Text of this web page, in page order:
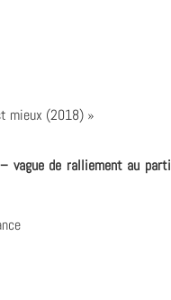
mieux (2018) »
– vague de ralliement au parti